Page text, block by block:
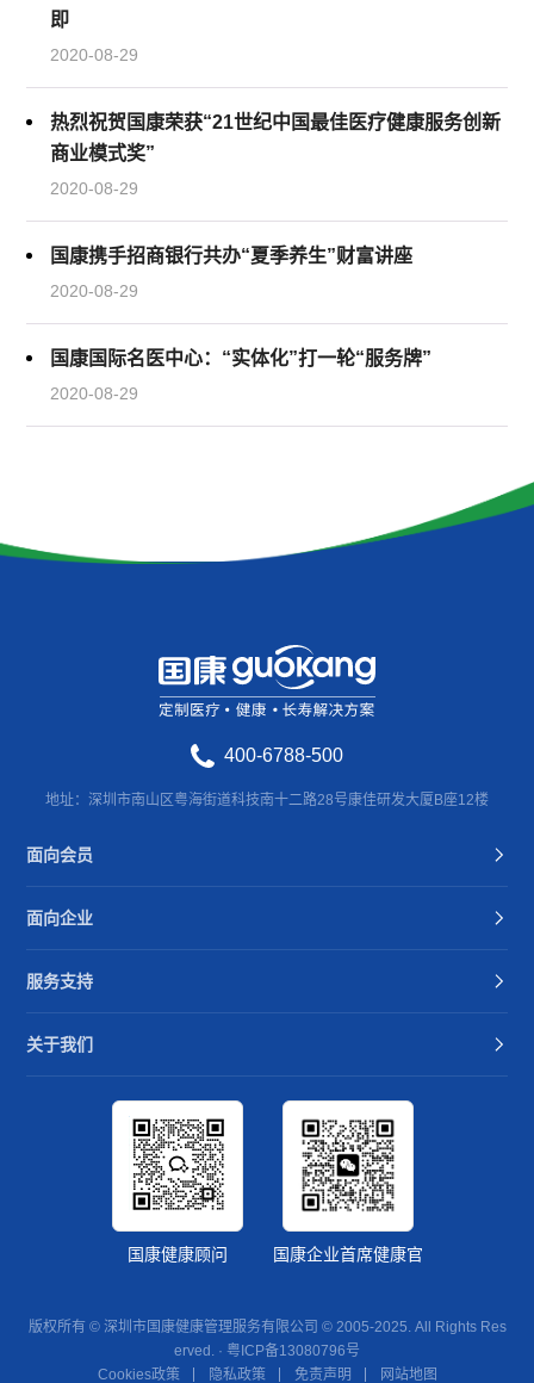
即
2020-08-29
热烈祝贺国康荣获“21世纪中国最佳医疗健康服务创新
商业模式奖”
2020-08-29
国康携手招商银行共办“夏季养生”财富讲座
2020-08-29
国康国际名医中心：“实体化”打一轮“服务牌”
2020-08-29
400-6788-500
地址：深圳市南山区粤海街道科技南十二路28号康佳研发大厦B座12楼
面向会员
面向企业
服务支持
关于我们
国康健康顾问 国康企业首席健康官
版权所有 © 深圳市国康健康管理服务有限公司 © 2005-2025. All Rights Res
erved. · 粤ICP备13080796号
Cookies政策
隐私政策 免责声明 网站地图